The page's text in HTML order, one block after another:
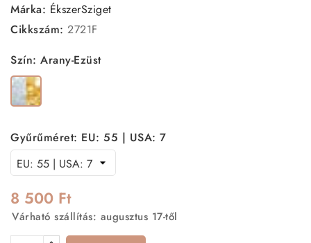
Márka: ÉkszerSziget
Cikkszám: 2721F
Szín: Arany-Ezüst
Arany-
Ezüst
Gyűrűméret: EU: 55 | USA: 7
8 500 Ft
Várható szállítás: augusztus 17-től